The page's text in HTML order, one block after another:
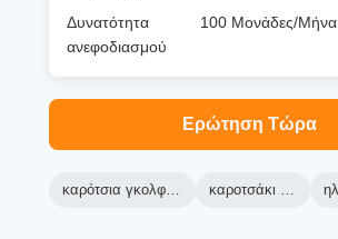
Δυνατότητα
ανεφοδιασμού
100 Μονάδες/Μήνα
Ερώτηση Τώρα
καρότσια γκολφ πράσινη μηχανή καροτσάκι γκολφ ranger